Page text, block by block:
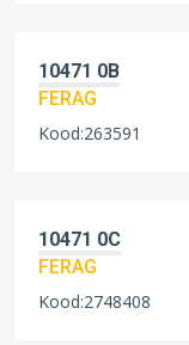
10471 0B
FERAG
Kood:263591
10471 0C
FERAG
Kood:2748408